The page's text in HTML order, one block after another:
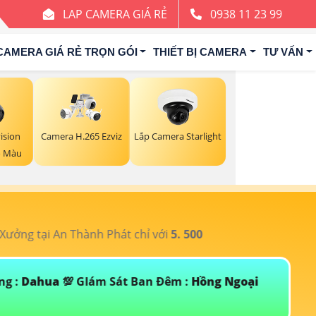
LAP CAMERA GIÁ RẺ 0938 11 23 99
GIÁ RẺ TRỌN GÓI THIẾT BỊ CAMERA TƯ VẤN
Màu
Camera H.265 Ezviz Lắp Camera Starlight
tại An Thành Phát chỉ với5. 500
: Dahua 💯 GIám Sát Ban Đêm : Hồng Ngoại